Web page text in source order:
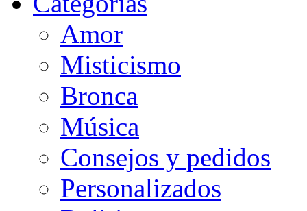
Amor
Misticismo
Bronca
Música
Consejos y pedidos
Personalizados